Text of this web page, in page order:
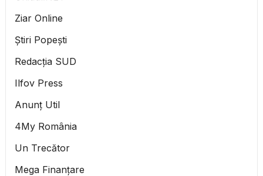
Ziar Online
Știri Popești
Redacția SUD
Ilfov Press
Anunț Util
4My România
Un Trecător
Mega Finanțare